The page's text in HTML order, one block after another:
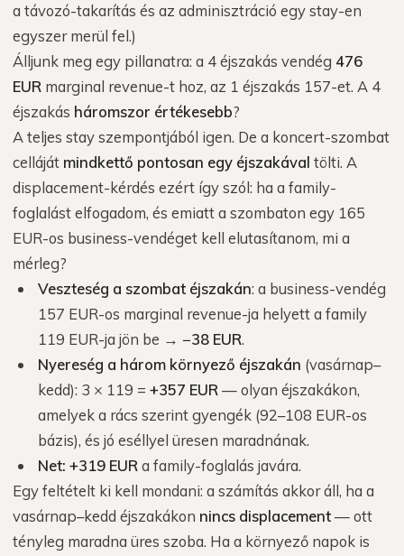
a távozó-takarítás és az adminisztráció egy stay-en
egyszer merül fel.)
Álljunk meg egy pillanatra: a 4 éjszakás vendég 476
EUR marginal revenue-t hoz, az 1 éjszakás 157-et. A 4
éjszakás háromszor értékesebb?
A teljes stay szempontjából igen. De a koncert-szombat
celláját mindkettő pontosan egy éjszakával tölti. A
displacement-kérdés ezért így szól: ha a family-
foglalást elfogadom, és emiatt a szombaton egy 165
EUR-os business-vendéget kell elutasítanom, mi a
mérleg?
Veszteség a szombat éjszakán: a business-vendég
157 EUR-os marginal revenue-ja helyett a family
119 EUR-ja jön be → −38 EUR.
Nyereség a három környező éjszakán (vasárnap–
kedd): 3 × 119 = +357 EUR — olyan éjszakákon,
amelyek a rács szerint gyengék (92–108 EUR-os
bázis), és jó eséllyel üresen maradnának.
Net: +319 EUR a family-foglalás javára.
Egy feltételt ki kell mondani: a számítás akkor áll, ha a
vasárnap–kedd éjszakákon nincs displacement— ott
tényleg maradna üres szoba. Ha a környező napok is